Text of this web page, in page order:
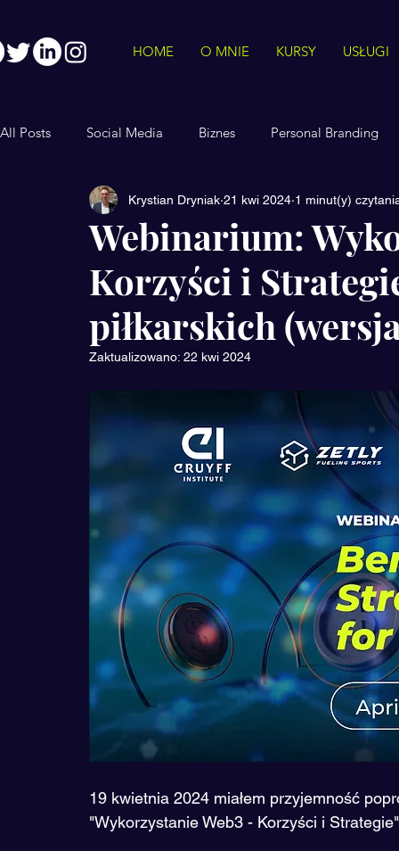
HOME O MNIE KURSY USŁUGI
All Posts Social Media Biznes Personal Branding
Innowacje LinkedIn Reklama Mindset
Webinarium:
Korzyści i
piłkarskich
Krystian Dryniak 21 kwi 2024 1 minut(y)
Zaktualizowano: 22 kwi 2024
19 kwietnia 2024 miałem przyjemność
"Wykorzystanie Web3 - Korzyści i